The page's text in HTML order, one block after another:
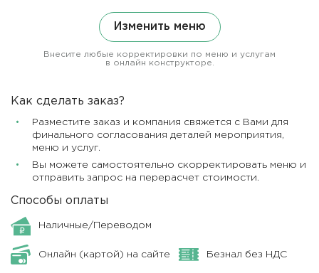
Изменить меню
Внесите любые корректировки по меню и услугам
в онлайн конструкторе.
Как сделать заказ?
Разместите заказ и компания свяжется с Вами для
финального согласования деталей мероприятия,
меню и услуг.
Вы можете самостоятельно скорректировать меню и
отправить запрос на перерасчет стоимости.
Способы оплаты
Наличные/Переводом
Онлайн (картой) на сайте Безнал без НДС